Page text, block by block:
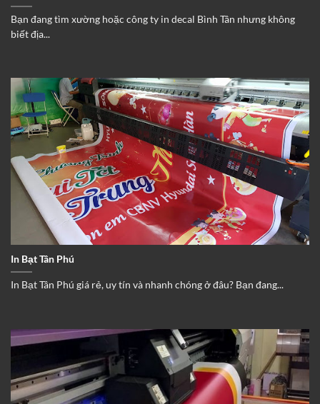
Bạn đang tìm xường hoặc công ty in decal Bình Tân nhưng không
biết địa...
In Bạt Tân Phú
In Bạt Tân Phú giá rẻ, uy tín và nhanh chóng ở đâu? Bạn đang...